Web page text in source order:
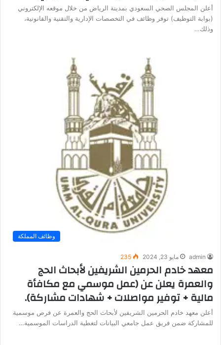
أعلن المجلس الصحي السعودي بمدينة الرياض من خلال موقعه الإلكتروني
(بوابة التوظيف) توفر وظائف في التخصصات الإدارية والتقنية والقانونية،
وذلك…
وظائف المملكة
admin مايو 23, 2024 235
معهد خادم الحرمين الشريفين لأبحاث الحج
والعمرة يعلن عن (عمل موسمي مع مكافأة
مالية + توفير مواصلات + شهادات مشاركة).
أعلن معهد خادم الحرمين الشريفين لأبحاث الحج والعمرة عن فرص موسمية
للمشاركة ضمن فريق عمل جامعي البيانات لتغطية الدراسات الموسمية…